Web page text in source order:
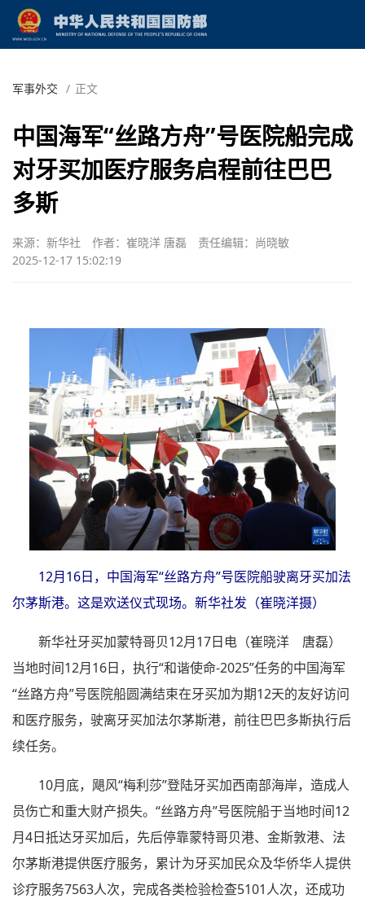
军事外交 / 正文
中国海军“丝路方舟”号医院船完成
对牙买加医疗服务启程前往巴巴
多斯
来源：新华社 作者：崔晓洋 唐磊
责任编辑：尚晓敏
2025-12-17 15:02:19
12月16日，中国海军“丝路方舟”号医院船驶离牙买加法
尔茅斯港。这是欢送仪式现场。新华社发（崔晓洋摄）
新华社牙买加蒙特哥贝12月17日电（崔晓洋 唐磊）
当地时间12月16日，执行“和谐使命-2025”任务的中国海军
“丝路方舟”号医院船圆满结束在牙买加为期12天的友好访问
和医疗服务，驶离牙买加法尔茅斯港，前往巴巴多斯执行后
续任务。
10月底，飓风“梅利莎”登陆牙买加西南部海岸，造成人
员伤亡和重大财产损失。“丝路方舟”号医院船于当地时间12
月4日抵达牙买加后，先后停靠蒙特哥贝港、金斯敦港、法
尔茅斯港提供医疗服务，累计为牙买加民众及华侨华人提供
诊疗服务7563人次，完成各类检验检查5101人次，还成功